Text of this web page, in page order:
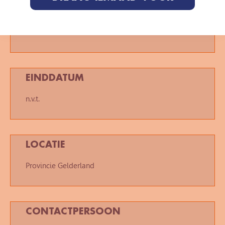
STARTDATUM
EINDDATUM
n.v.t.
LOCATIE
Provincie Gelderland
CONTACTPERSOON